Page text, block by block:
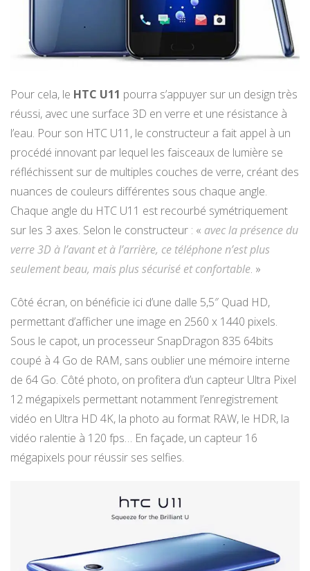
Pour cela, le HTC U11 pourra s’appuyer sur un design très
réussi, avec une surface 3D en verre et une résistance à
l’eau. Pour son HTC U11, le constructeur a fait appel à un
procédé innovant par lequel les faisceaux de lumière se
réfléchissent sur de multiples couches de verre, créant des
nuances de couleurs différentes sous chaque angle.
Chaque angle du HTC U11 est recourbé symétriquement
sur les 3 axes. Selon le constructeur : « avec la présence du
verre 3D à l’avant et à l’arrière, ce téléphone n’est plus
seulement beau, mais plus sécurisé et confortable. »
Côté écran, on bénéficie ici d’une dalle 5,5″ Quad HD,
permettant d’afficher une image en 2560 x 1440 pixels.
Sous le capot, un processeur SnapDragon 835 64bits
coupé à 4 Go de RAM, sans oublier une mémoire interne
de 64 Go. Côté photo, on profitera d’un capteur Ultra Pixel
12 mégapixels permettant notamment l’enregistrement
vidéo en Ultra HD 4K, la photo au format RAW, le HDR, la
vidéo ralentie à 120 fps… En façade, un capteur 16
mégapixels pour réussir ses selfies.